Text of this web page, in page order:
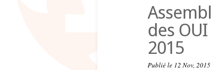
des
2015
Publié le 12 Nov, 2015